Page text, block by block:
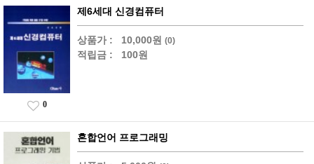
제6세대 신경컴퓨터
상품가 : 10,000원 (0)
적립금 : 100원
0
혼합언어 프로그래밍